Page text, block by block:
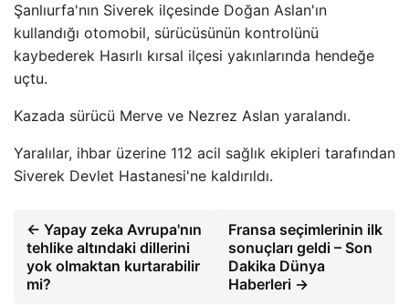
Şanlıurfa'nın Siverek ilçesinde Doğan Aslan'ın
kullandığı otomobil, sürücüsünün kontrolünü
kaybederek Hasırlı kırsal ilçesi yakınlarında hendeğe
uçtu.
Kazada sürücü Merve ve Nezrez Aslan yaralandı.
Yaralılar, ihbar üzerine 112 acil sağlık ekipleri tarafından
Siverek Devlet Hastanesi'ne kaldırıldı.
← Yapay zeka Avrupa'nın
tehlike altındaki dillerini
yok olmaktan kurtarabilir
mi?
Fransa seçimlerinin ilk
sonuçları geldi – Son
Dakika Dünya
Haberleri →